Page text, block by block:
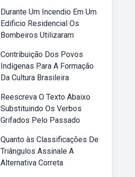
Durante Um Incendio Em Um
Edificio Residencial Os
Bombeiros Utilizaram
Contribuição Dos Povos
Indígenas Para A Formação
Da Cultura Brasileira
Reescreva O Texto Abaixo
Substituindo Os Verbos
Grifados Pelo Passado
Quanto às Classificações De
Triângulos Assinale A
Alternativa Correta